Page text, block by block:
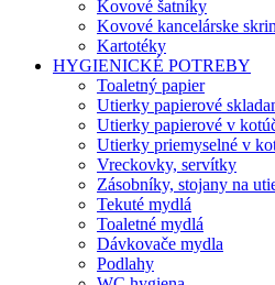
Kovové šatníky
Kovové kancelárske
Kartotéky
HYGIENICKÉ POTREBY
Toaletný papier
Utierky papierové
Utierky papierové v
Utierky priemyselné v
Vreckovky, servítky
Zásobníky, stojany na
Tekuté mydlá
Toaletné mydlá
Dávkovače mydla
Podlahy